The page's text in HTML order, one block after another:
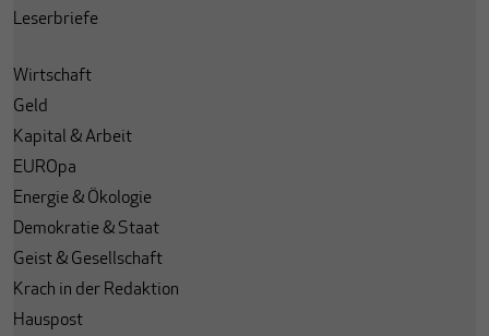
Leserbriefe
Wirtschaft
Geld
Kapital & Arbeit
EUROpa
Energie & Ökologie
Demokratie & Staat
Geist & Gesellschaft
Krach in der Redaktion
Hauspost